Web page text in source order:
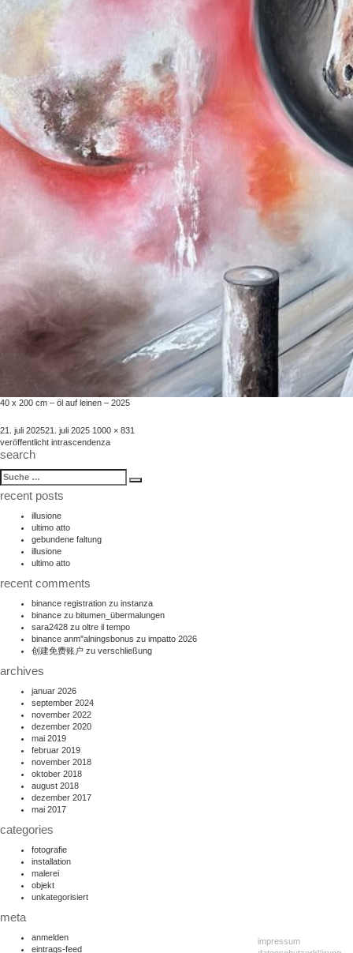
40 x 200 cm – öl auf leinen – 2025
veröffentlicht
am
21. juli 202521. juli 2025 volle
größe
1000 × 831
beitragsnavigation
veröffentlicht intrascendenza
search
suche
nach:
Suche
recent posts
illusione
ultimo atto
gebundene faltung
illusione
ultimo atto
recent comments
binance registration zu instanza
binance zu bitumen_übermalungen
sara2428 zu oltre il tempo
binance anm"alningsbonus zu impatto 2026
创建免费账户 zu verschließung
archives
januar 2026
september 2024
november 2022
dezember 2020
mai 2019
februar 2019
november 2018
oktober 2018
august 2018
dezember 2017
mai 2017
categories
fotografie
installation
malerei
objekt
unkategorisiert
meta
anmelden
eintrags-feed
impressum